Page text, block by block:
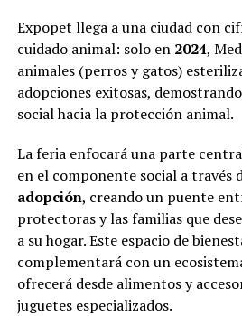
Expopet llega a una ciudad con
cuidado animal: solo en 2024,
animales (perros y gatos)
adopciones exitosas,
social hacia la protección animal.
La feria enfocará una parte
en el componente social a través
adopción, creando un puente
protectoras y las familias que
a su hogar. Este espacio de
complementará con un
ofrecerá desde alimentos y
juguetes especializados.